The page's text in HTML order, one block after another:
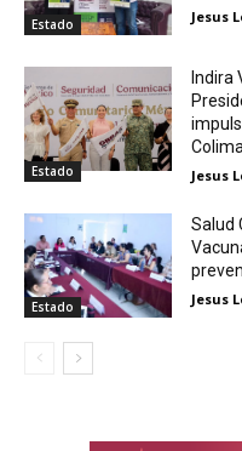
Estado Jesus
Estado
Indira
Colima
Jesus
Estado
Salud
Jesus